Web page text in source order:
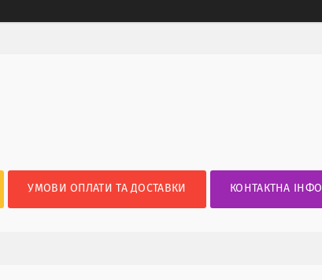
УМОВИ ОПЛАТИ ТА ДОСТАВКИ КОНТАКТНА